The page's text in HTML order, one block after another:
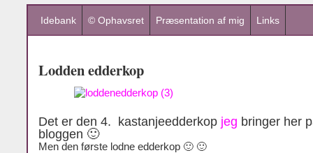
Idebank © Ophavsret Præsentation af mig Links
Lodden edderkop
Det er den 4. kastanjeedderkop jeg bringer her
bloggen 🙂
Men den første lodne edderkop 🙂 🙂